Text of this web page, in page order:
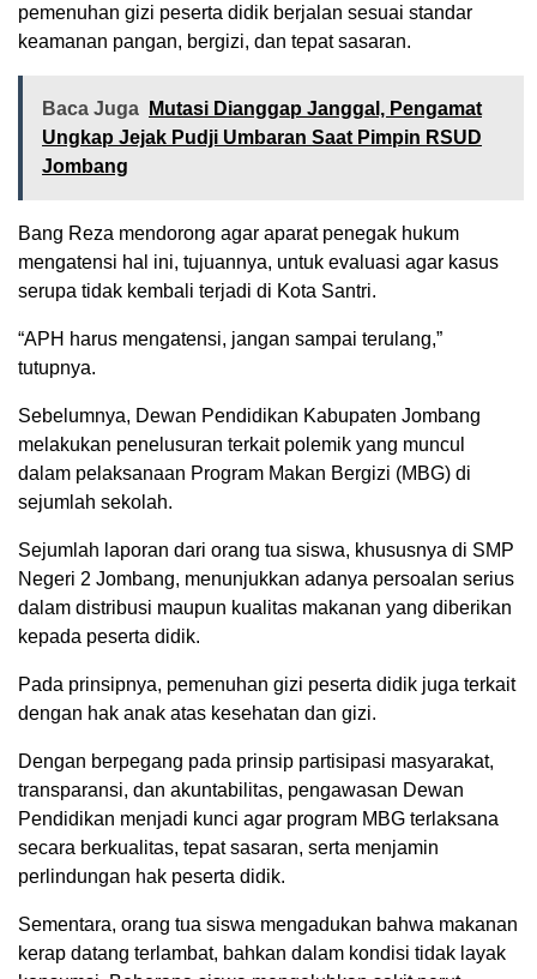
pemenuhan gizi peserta didik berjalan sesuai standar
keamanan pangan, bergizi, dan tepat sasaran.
Baca Juga
Mutasi Dianggap Janggal, Pengamat
Ungkap Jejak Pudji Umbaran Saat Pimpin RSUD
Jombang
Bang Reza mendorong agar aparat penegak hukum
mengatensi hal ini, tujuannya, untuk evaluasi agar kasus
serupa tidak kembali terjadi di Kota Santri.
“APH harus mengatensi, jangan sampai terulang,”
tutupnya.
Sebelumnya, Dewan Pendidikan Kabupaten Jombang
melakukan penelusuran terkait polemik yang muncul
dalam pelaksanaan Program Makan Bergizi (MBG) di
sejumlah sekolah.
Sejumlah laporan dari orang tua siswa, khususnya di SMP
Negeri 2 Jombang, menunjukkan adanya persoalan serius
dalam distribusi maupun kualitas makanan yang diberikan
kepada peserta didik.
Pada prinsipnya, pemenuhan gizi peserta didik juga terkait
dengan hak anak atas kesehatan dan gizi.
Dengan berpegang pada prinsip partisipasi masyarakat,
transparansi, dan akuntabilitas, pengawasan Dewan
Pendidikan menjadi kunci agar program MBG terlaksana
secara berkualitas, tepat sasaran, serta menjamin
perlindungan hak peserta didik.
Sementara, orang tua siswa mengadukan bahwa makanan
kerap datang terlambat, bahkan dalam kondisi tidak layak